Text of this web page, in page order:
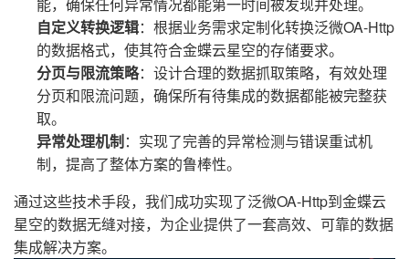
能，确保任何异常情况都能第一时间被发现并处理。
自定义转换逻辑：根据业务需求定制化转换泛微OA-Http
的数据格式，使其符合金蝶云星空的存储要求。
分页与限流策略：设计合理的数据抓取策略，有效处理
分页和限流问题，确保所有待集成的数据都能被完整获
取。
异常处理机制：实现了完善的异常检测与错误重试机
制，提高了整体方案的鲁棒性。
通过这些技术手段，我们成功实现了泛微OA-Http到金蝶云
星空的数据无缝对接，为企业提供了一套高效、可靠的数据
集成解决方案。